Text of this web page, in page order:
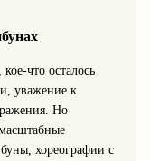
осталось
уважение к
Но
хореографии с